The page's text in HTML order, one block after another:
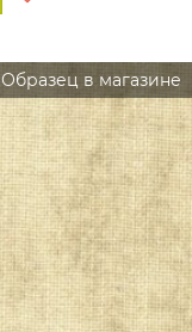
Образец в магазине